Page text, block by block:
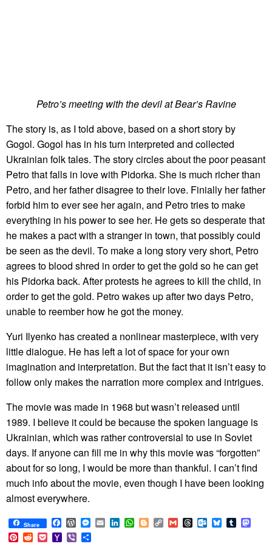
Petro’s meeting with the devil at Bear’s Ravine
The story is, as I told above, based on a short story by
Gogol. Gogol has in his turn interpreted and collected
Ukrainian folk tales. The story circles about the poor peasant
Petro that falls in love with Pidorka. She is much richer than
Petro, and her father disagree to their love. Finially her father
forbid him to ever see her again, and Petro tries to make
everything in his power to see her. He gets so desperate that
he makes a pact with a stranger in town, that possibly could
be seen as the devil. To make a long story very short, Petro
agrees to blood shred in order to get the gold so he can get
his Pidorka back. After protests he agrees to kill the child, in
order to get the gold. Petro wakes up after two days Petro,
unable to reember how he got the money.
Yuri Ilyenko has created a nonlinear masterpiece, with very
little dialogue. He has left a lot of space for your own
imagination and interpretation. But the fact that it isn’t easy to
follow only makes the narration more complex and intrigues.
The movie was made in 1968 but wasn’t released until
1989. I believe it could be because the spoken language is
Ukrainian, which was rather controversial to use in Soviet
days. If anyone can fill me in why this movie was “forgotten”
about for so long, I would be more than thankful. I can’t find
much info about the movie, even though I have been looking
almost everywhere.
Share Facebook
WordPress
Messenger
EmailLinkedIn
WhatsApp
BloggerCopy
Link
GmailThreadsOutlook.com
BlueskyTumblr
Pinterest
RedditPocketYahoo
Mail
Viber